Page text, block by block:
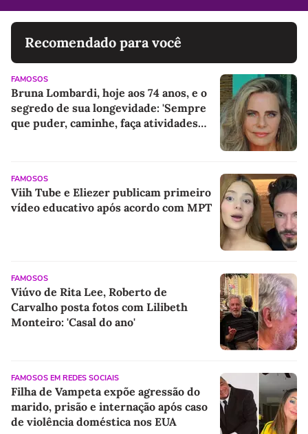
Recomendado para você
FAMOSOS
Bruna Lombardi, hoje aos 74 anos, e o
segredo de sua longevidade: 'Sempre
que puder, caminhe, faça atividades
FAMOSOS
Viih Tube e Eliezer publicam primeiro
vídeo educativo após acordo com MPT
FAMOSOS
Viúvo de Rita Lee, Roberto de
Carvalho posta fotos com Lilibeth
Monteiro: 'Casal do ano'
FAMOSOS EM REDES SOCIAIS
Filha de Vampeta expõe agressão do
marido, prisão e internação após caso
de violência doméstica nos EUA